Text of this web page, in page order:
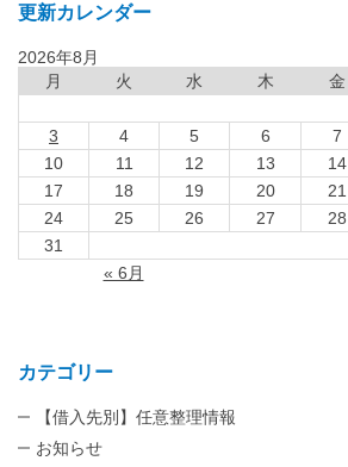
更新カレンダー
2026年8月
月
火 水 木 金
« 6月
3
4 5 6 7
10
11 12 13 14
17
18 19 20 21
24
25 26 27 28
31
カテゴリー
【借入先別】任意整理情報
お知らせ